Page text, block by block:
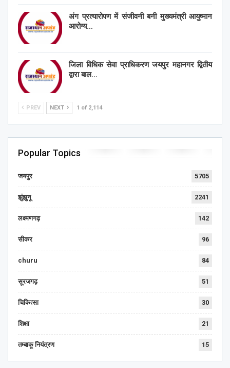
अंग प्रत्यारोपण में संजीवनी बनी मुख्यमंत्री आयुष्मान
आरोग्य…
जिला विधिक सेवा प्राधिकरण जयपुर महानगर द्वितीय
द्वारा बाल…
PREV NEXT 1 of 2,114
Popular Topics
जयपुर 5705
झुंझुनू 2241
लक्ष्मणगढ़ 142
सीकर 96
churu 84
सूरजगढ़ 51
चिकित्सा 30
शिक्षा 21
तम्बाकू नियंत्रण 15